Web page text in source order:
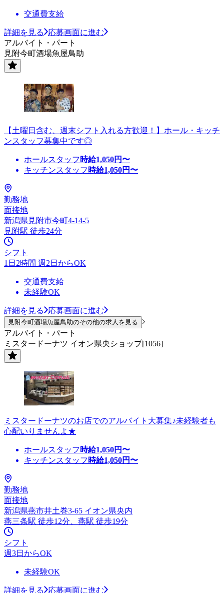
交通費支給
詳細を見る
応募画面に進む
アルバイト・パート
見附今町酒場魚屋鳥助
【土曜日含む、週末シフト入れる方歓迎！】ホール・キッチ
ンスタッフ募集中です◎
ホールスタッフ 時給1,050円〜
キッチンスタッフ 時給1,050円〜
勤務地
面接地
新潟県見附市今町4-14-5
見附駅 徒歩24分
シフト
1日2時間 週2日からOK
交通費支給
未経験OK
詳細を見る 応募画面に進む
見附今町酒場魚屋鳥助のその他の求人を見る
アルバイト・パート
ミスタードーナツ イオン県央ショップ[1056]
ミスタードーナツのお店でのアルバイト大募集♪未経験者も
心配いりませんよ★
ホールスタッフ 時給1,050円〜
キッチンスタッフ 時給1,050円〜
勤務地
面接地
新潟県燕市井土巻3-65 イオン県央内
燕三条駅 徒歩12分、燕駅 徒歩19分
シフト
週3日からOK
未経験OK
詳細を見る 応募画面に進む